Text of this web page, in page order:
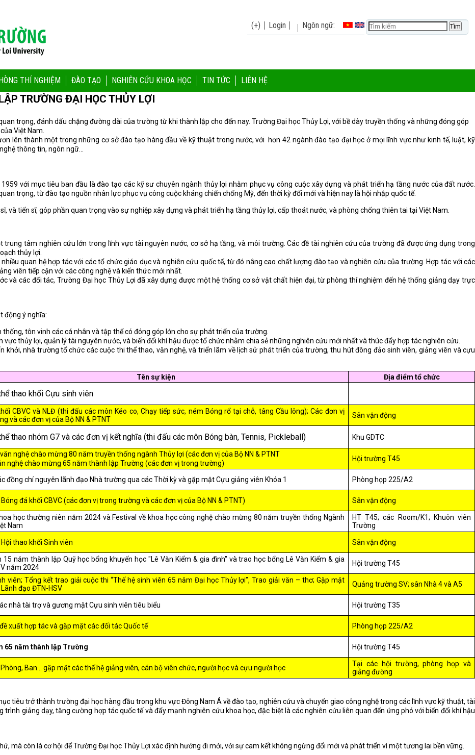
(+) Login Ngôn ngữ:
THÍ NGHIỆM ĐÀO TẠO NGHIÊN CỨU KHOA HỌC TIN TỨC LIÊN HỆ
TRƯỜNG ĐẠI HỌC THỦY LỢI
trọng, đánh dấu chặng đường dài của trường từ khi thành lập cho đến nay. Trường Đại học Thủy Lợi, với bề dày truyền thống và những đóng góp
Việt Nam.
lên thành một trong những cơ sở đào tạo hàng đầu về kỹ thuật trong nước, với hơn 42 ngành đào tạo đại học ở mọi lĩnh vực như kinh tế, luật, kỹ
thông tin, ngôn ngữ...
với mục tiêu ban đầu là đào tạo các kỹ sư chuyên ngành thủy lợi nhằm phục vụ công cuộc xây dựng và phát triển hạ tầng nước của đất nước.
trọng, từ đào tạo nguồn nhân lực phục vụ công cuộc kháng chiến chống Mỹ, đến thời kỳ đổi mới và hiện nay là hội nhập quốc tế.
và tiến sĩ, góp phần quan trọng vào sự nghiệp xây dựng và phát triển hạ tầng thủy lợi, cấp thoát nước, và phòng chống thiên tai tại Việt Nam.
trung tâm nghiên cứu lớn trong lĩnh vực tài nguyên nước, cơ sở hạ tầng, và môi trường. Các đề tài nghiên cứu của trường đã được ứng dụng trong
thủy lợi.
quan hệ hợp tác với các tổ chức giáo dục và nghiên cứu quốc tế, từ đó nâng cao chất lượng đào tạo và nghiên cứu của trường. Hợp tác với các
viên tiếp cận với các công nghệ và kiến thức mới nhất.
và các đối tác, Trường Đại học Thủy Lợi đã xây dựng được một hệ thống cơ sở vật chất hiện đại, từ phòng thí nghiệm đến hệ thống giảng dạy trực
động ý nghĩa:
tôn vinh các cá nhân và tập thể có đóng góp lớn cho sự phát triển của trường.
vực thủy lợi, quản lý tài nguyên nước, và biến đổi khí hậu được tổ chức nhằm chia sẻ những nghiên cứu mới nhất và thúc đẩy hợp tác nghiên cứu.
khởi, nhà trường tổ chức các cuộc thi thể thao, văn nghệ, và triển lãm về lịch sử phát triển của trường, thu hút đông đảo sinh viên, giảng viên và cựu
Tên sự kiện Địa điểm tổ chức
thao khối Cựu sinh viên
CBVC và NLĐ (thi đấu các môn Kéo co, Chạy tiếp sức, ném Bóng rổ tại chỗ, tâng Cầu lông); Các đơn vị
và các đơn vị của Bộ NN & PTNT
Sân vận động
thao nhóm G7 và các đơn vị kết nghĩa (thi đấu các môn Bóng bàn, Tennis, Pickleball) Khu GDTC
nghệ chào mừng 80 năm truyền thống ngành Thủy lợi (các đơn vị của Bộ NN & PTNT
nghệ chào mừng 65 năm thành lập Trường (các đơn vị trong trường)
Hội trường T45
đồng chí nguyên lãnh đạo Nhà trường qua các Thời kỳ và gặp mặt Cựu giảng viên Khóa 1 Phòng họp 225/A2
đá khối CBVC (các đơn vị trong trường và các đơn vị của Bộ NN & PTNT) Sân vận động
học thường niên năm 2024 và Festival về khoa học công nghệ chào mừng 80 năm truyền thống Ngành
Nam
HT T45; các Room/K1; Khuôn viên
Trường
thao khối Sinh viên Sân vận động
15 năm thành lập Quỹ học bổng khuyến học "Lê Văn Kiểm & gia đình" và trao học bổng Lê Văn Kiểm & gia
năm 2024
Hội trường T45
viên; Tổng kết trao giải cuộc thi “Thế hệ sinh viên 65 năm Đại học Thủy lợi”, Trao giải văn – thơ; Gặp mặt
đạo ĐTN-HSV
Quảng trường SV; sân Nhà 4 và A5
nhà tài trợ và gương mặt Cựu sinh viên tiêu biểu Hội trường T35
xuất hợp tác và gặp mặt các đối tác Quốc tế Phòng họp 225/A2
65 năm thành lập Trường Hội trường T45
Phòng, Ban… gặp mặt các thế hệ giảng viên, cán bộ viên chức, người học và cựu người học
Tại các hội trường, phòng họp và
giảng đường
tiêu trở thành trường đại học hàng đầu trong khu vực Đông Nam Á về đào tạo, nghiên cứu và chuyển giao công nghệ trong các lĩnh vực kỹ thuật, tài
giảng dạy, tăng cường hợp tác quốc tế và đẩy mạnh nghiên cứu khoa học, đặc biệt là các nghiên cứu liên quan đến ứng phó với biến đổi khí hậu
mà còn là cơ hội để Trường Đại học Thủy Lợi xác định hướng đi mới, với sự cam kết không ngừng đổi mới và phát triển vì một tương lai bền vững.